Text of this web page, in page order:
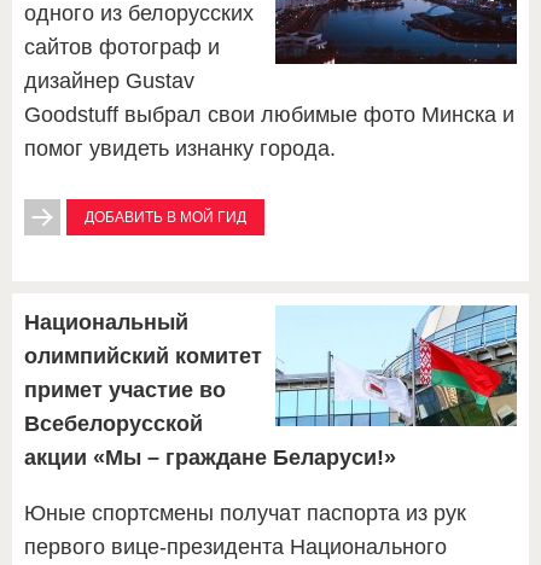
одного из белорусских
сайтов фотограф и
дизайнер Gustav
Goodstuff выбрал свои любимые фото Минска и
помог увидеть изнанку города.
ДОБАВИТЬ В МОЙ ГИД
Национальный
олимпийский комитет
примет участие во
Всебелорусской
акции «Мы – граждане Беларуси!»
Юные спортсмены получат паспорта из рук
первого вице-президента Национального